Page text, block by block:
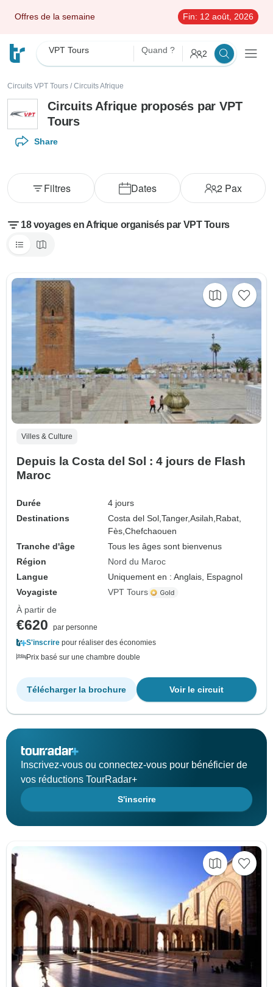
Offres de la semaine Fin: 12 août, 2026
VPT Tours Quand ? 2
Circuits VPT Tours / Circuits Afrique
Circuits Afrique proposés par VPT
Tours
Share
Dates 2Pax
Filtres
18 voyages en Afrique organisés par VPT Tours
Villes & Culture
Depuis la Costa del Sol : 4 jours de Flash
Maroc
Durée
4 jours
Destinations
Costa del Sol,Tanger,Asilah, Rabat,
Fès,Chefchaouen
Tranche d'âge
Tous les âges sont bienvenus
Région
Nord du Maroc
Langue
Uniquement en : Anglais, Espagnol
Voyagiste
VPT Tours
À partir de
€620
par personne
S'inscrire pour réaliser des économies
Prix basé sur une chambre double
Voir le circuit
Télécharger la brochure
Inscrivez-vous ou connectez-vous pour bénéficier de
vos réductions TourRadar+
S'inscrire